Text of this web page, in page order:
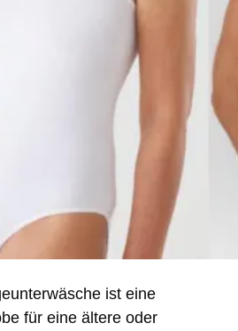
ist eine
für eine ältere oder